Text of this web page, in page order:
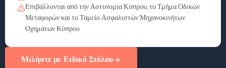
Επιβάλλονται από την Αστυνομία Κύπρου, το Τμήμα Οδικών
Μεταφορών και το Ταμείο Ασφαλιστών Μηχανοκινήτων
Οχημάτων Κύπρου
Μιλήστε με Ειδικό Στόλου